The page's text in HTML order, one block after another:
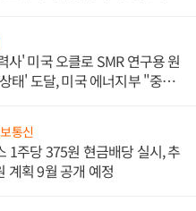
사' 미국 오클로 SMR 연구용 원
태' 도달, 미국 에너지부 "중요
통신
1주당 375원 현금배당 실시, 추
계획 9월 공개 예정